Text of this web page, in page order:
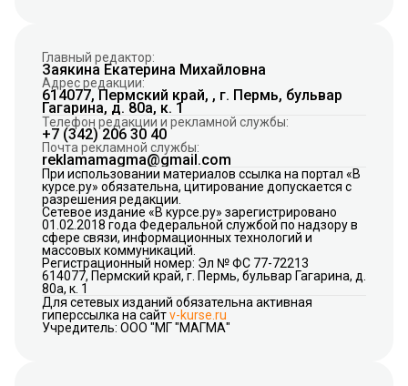
Главный редактор:
Заякина Екатерина Михайловна
Адрес редакции:
614077, Пермский край, , г. Пермь, бульвар
Гагарина, д. 80а, к. 1
Телефон редакции и рекламной службы:
+7 (342) 206 30 40
Почта рекламной службы:
reklamamagma@gmail.com
При использовании материалов ссылка на портал «В
курсе.ру» обязательна, цитирование допускается с
разрешения редакции.
Сетевое издание «В курсе.ру» зарегистрировано
01.02.2018 года Федеральной службой по надзору в
сфере связи, информационных технологий и
массовых коммуникаций.
Регистрационный номер: Эл № ФС 77-72213
614077, Пермский край, г. Пермь, бульвар Гагарина, д.
80а, к. 1
Для сетевых изданий обязательна активная
гиперссылка на сайтv-kurse.ru
Учредитель: ООО "МГ "МАГМА"